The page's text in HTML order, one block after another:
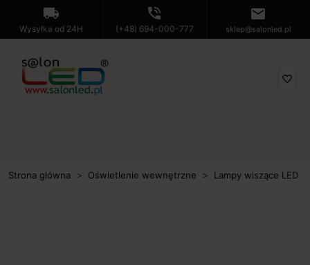
local_shipping
Wysyłka od 24H
phone_in_talk
(+48) 694-000-777
mail
sklep@salonled.pl
favorite_border
Strona główna Oświetlenie wewnętrzne Lampy wiszące LED